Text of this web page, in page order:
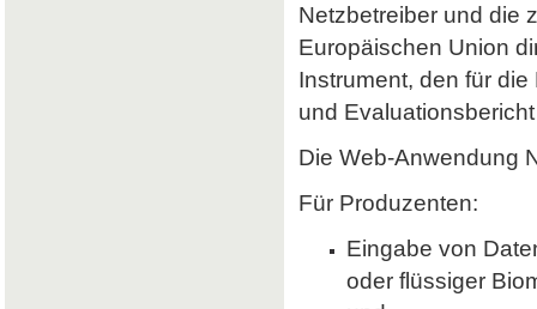
Netzbetreiber und die
Europäischen Union
Instrument, den für
und
Die Web-Anwendung
Für Produzenten:
Eingabe von
oder flüssiger